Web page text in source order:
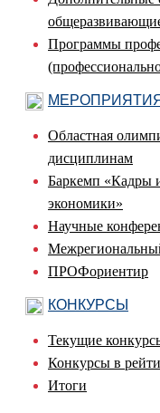
Программы
МЕРОПРИЯТИЯ
Областная
дисциплинам
Баркемп «Кадры
экономики»
Научные
ПРОФориентир
КОНКУРСЫ
Текущие
Конкурсы в
Итоги